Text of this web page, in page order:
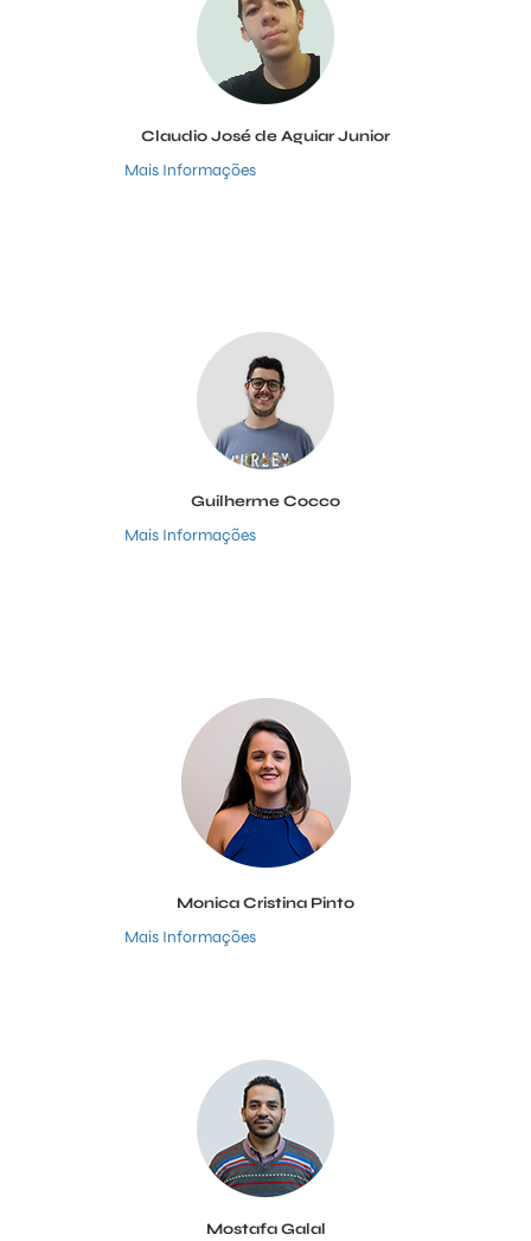
Claudio José de Aguiar Junior
Mais Informações
Guilherme Cocco
Mais Informações
Monica Cristina Pinto
Mais Informações
Mostafa Galal